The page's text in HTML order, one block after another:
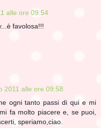
alle ore 09:54
favolosa!!!
2011 alle ore 09:58
ogni tanto passi di qui e mi
fa molto piacere e, se puoi,
speriamo,ciao.